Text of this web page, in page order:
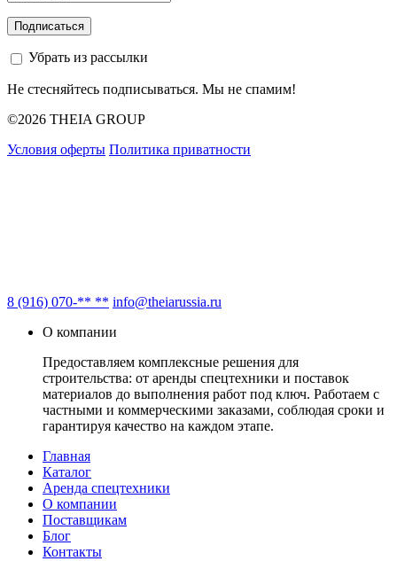
Убрать из рассылки
Не стесняйтесь подписываться. Мы не спамим!
©2026 THEIA GROUP
Условия оферты Политика приватности
8 (916) 070-** ** info@theiarussia.ru
О компании
Предоставляем комплексные решения для
строительства: от аренды спецтехники и поставок
материалов до выполнения работ под ключ. Работаем с
частными и коммерческими заказами, соблюдая сроки и
гарантируя качество на каждом этапе.
Главная
Каталог
Аренда спецтехники
О компании
Поставщикам
Блог
Контакты